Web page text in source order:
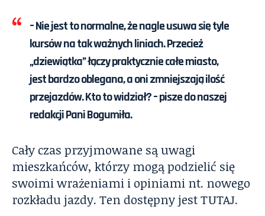
– Nie jest to normalne, że nagle usuwa się tyle
kursów na tak ważnych liniach. Przecież
„dziewiątka” łączy praktycznie całe miasto,
jest bardzo oblegana, a oni zmniejszają ilość
przejazdów. Kto to widział? – pisze do naszej
redakcji Pani Bogumiła.
Cały czas przyjmowane są uwagi
mieszkańców, którzy mogą podzielić się
swoimi wrażeniami i opiniami nt. nowego
rozkładu jazdy. Ten dostępny jestTUTAJ.